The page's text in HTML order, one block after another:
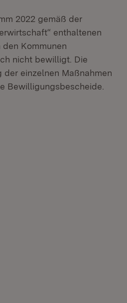
2022 gemäß der
enthaltenen
Kommunen
nicht bewilligt. Die
einzelnen Maßnahmen
Bewilligungsbescheide.